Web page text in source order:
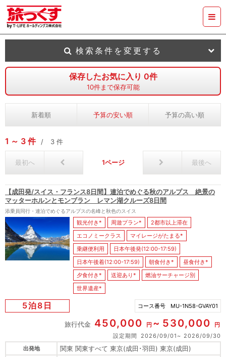
保存したお気に入り 0件
10件まで保存可能
新着順 予算の安い順 予算の高い順
1 3 件 3 件
最初へ 1 最後へ
【成田発/スイス・フランス8日間】連泊でめぐる秋のアルプス 絶景の
マッターホルンとモンブラン レマン湖クルーズ8日間
添乗員同行・連泊でめぐるアルプスの名峰と秋色のスイス
観光付き* 周遊プラン*
2都市以上滞在
エコノミークラス
マイレージがたまる*
乗継便利用
日本午後発(12:00-17:59)
日本午後着(12:00-17:59)
朝食付き*
昼食付き*
夕食付き*
送迎あり*
燃油サーチャージ別
世界遺産*
5泊8日 コース番号 MU-1N58-GVAY01
旅行代金 450,000 円 530,000
円
設定期間
2026/09/01
2026/09/30
出発地
関東 関東すべて 東京(成田･羽田) 東京(成田)
検索条件を変更する